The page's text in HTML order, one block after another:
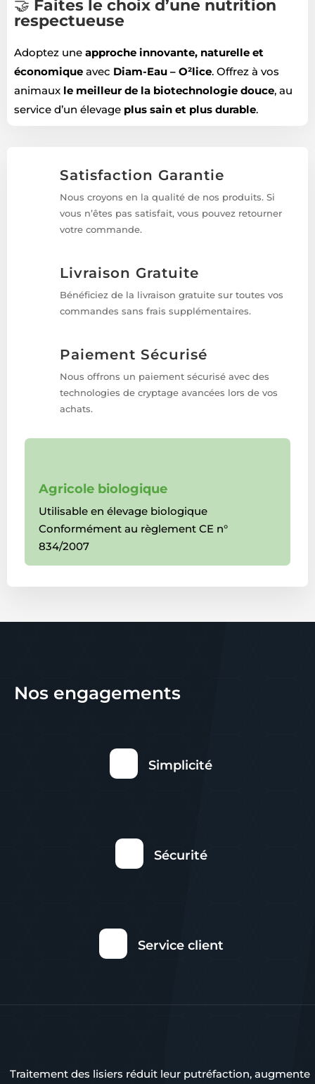
🤝 Faites le choix d’une nutrition
respectueuse
Adoptez une approche innovante, naturelle et
économique avec Diam-Eau – O²lice. Offrez à vos
animaux le meilleur de la biotechnologie douce, au
service d’un élevage plus sain et plus durable.
Satisfaction Garantie
Nous croyons en la qualité de nos produits. Si
vous n’êtes pas satisfait, vous pouvez retourner
votre commande.
Livraison Gratuite
Bénéficiez de la livraison gratuite sur toutes vos
commandes sans frais supplémentaires.
Paiement Sécurisé
Nous offrons un paiement sécurisé avec des
technologies de cryptage avancées lors de vos
achats.
Agricole biologique
Utilisable en élevage biologique
Conformément au règlement CE n°
834/2007
Nos engagements
Simplicité
Sécurité
Service client
Traitement des lisiers réduit leur putréfaction, augmente